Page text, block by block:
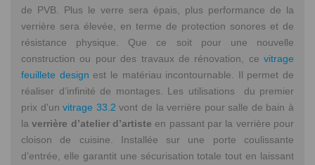
de PVB. Plus le verre sera épais, plus performance de la
verrière sera élevée, en terme de protection sonores et de
résistance physique. Que ce soit pour une nouvelle
construction ou pour des travaux de rénovation, ce vitrage
feuillete design est le matériau incontournable. Il permet de
réaliser d’infinité de montages. Les utilisations du premier
prix d'unvitrage 33.2 vont de la verrière pour salle de bain à
laverrière d’atelier d’artiste en passant par la verrière pour
cloison de cuisine. Installée sur une porte coulissante
d’entrée, elle garantit une sécurisation totale tout en laissant